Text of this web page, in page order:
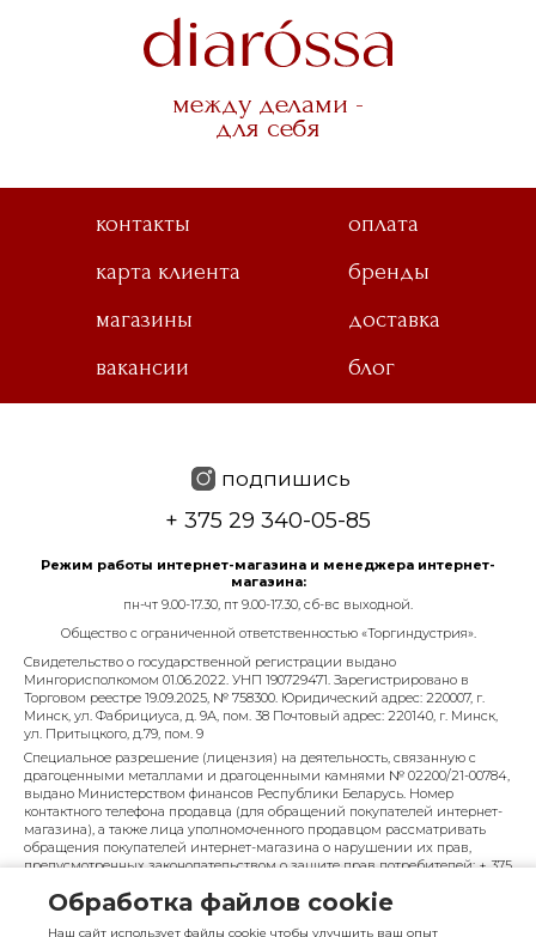
между делами -
для себя
контакты
оплата
карта клиента
бренды
магазины
доставка
вакансии
блог
подпишись
+ 375 29 340-05-85
Режим работы интернет-магазина и менеджера интернет-
магазина:
пн-чт 9.00-17.30, пт 9.00-17.30, сб-вс выходной.
Общество с ограниченной ответственностью «Торгиндустрия».
Свидетельство о государственной регистрации выдано
Мингорисполкомом 01.06.2022. УНП 190729471. Зарегистрировано в
Торговом реестре 19.09.2025, № 758300. Юридический адрес: 220007, г.
Минск, ул. Фабрициуса, д. 9А, пом. 38 Почтовый адрес: 220140, г. Минск,
ул. Притыцкого, д.79, пом. 9
Специальное разрешение (лицензия) на деятельность, связанную с
драгоценными металлами и драгоценными камнями № 02200/21-00784,
выдано Министерством финансов Республики Беларусь. Номер
контактного телефона продавца (для обращений покупателей интернет-
магазина), а также лица уполномоченного продавцом рассматривать
обращения покупателей интернет-магазина о нарушении их прав,
предусмотренных законодательством о защите прав потребителей: + 375
управления по работе с обращениями граждан и юридических лиц
Минского городского исполнительного комитета, администрация
Обработка файлов cookie
Наш сайт использует файлы cookie чтобы улучшить ваш опыт